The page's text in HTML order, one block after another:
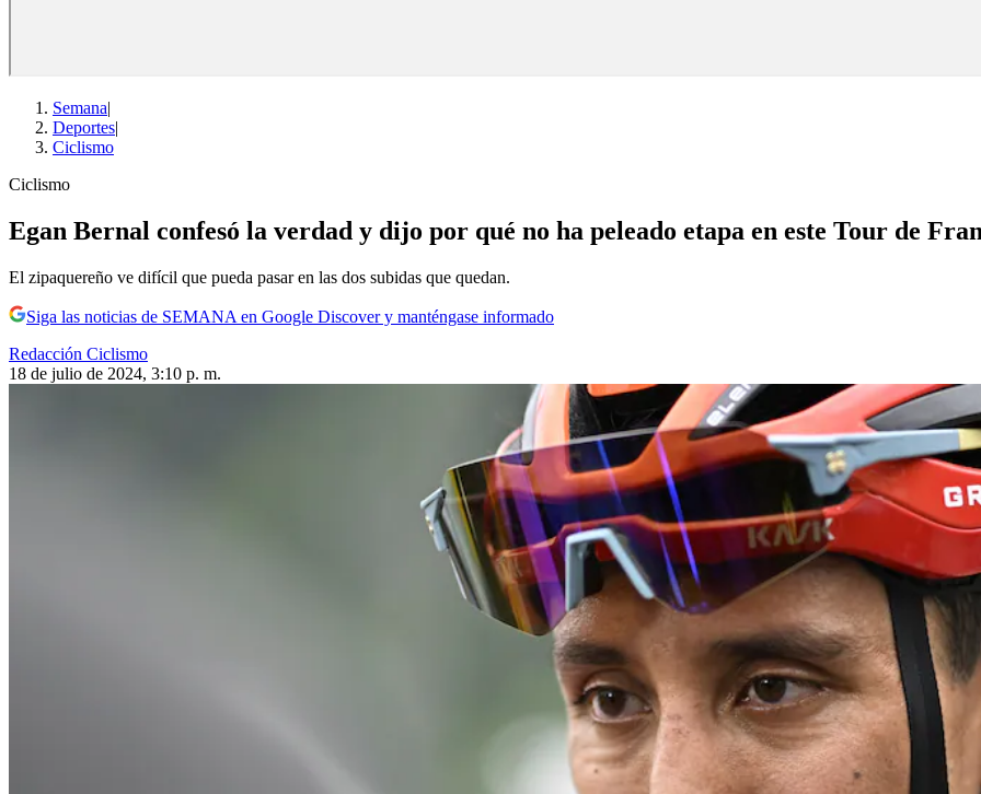
Semana|
Deportes|
Ciclismo
Ciclismo
Egan Bernal confesó la verdad y dijo por qué no ha peleado etapa en este Tour de
El zipaquereño ve difícil que pueda pasar en las dos subidas que quedan.
Siga las noticias de SEMANA en Google Discover y manténgase informado
Redacción Ciclismo
18 de julio de 2024, 3:10 p. m.